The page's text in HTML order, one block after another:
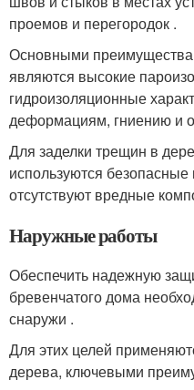
проемов и перегородок .
Основными
являются высокие
гидроизоляционные
деформациям, гниению и
Для заделки трещин в
используются безопасные
отсутствуют вредные
Наружные работы
Обеспечить надежную
бревенчатого дома
снаружи .
Для этих целей
дерева, ключевыми